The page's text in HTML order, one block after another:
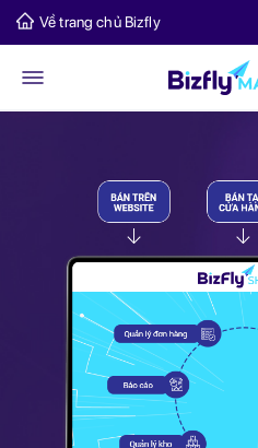
Về trang chủ Bizfly